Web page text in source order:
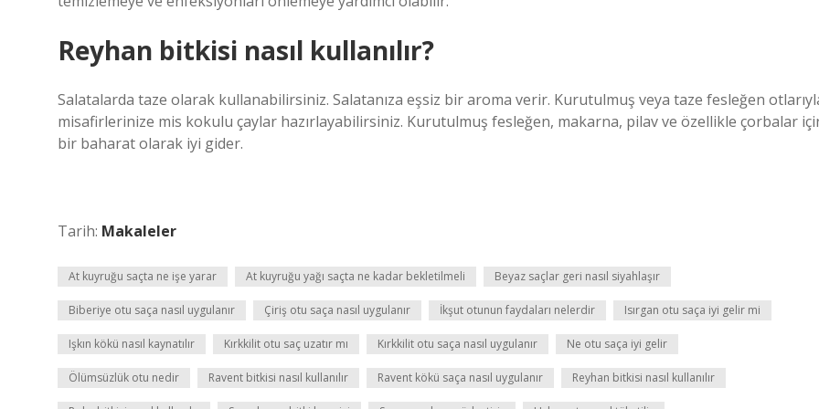
Reyhan bitkisi nasıl kullanılır?
Salatalarda taze olarak kullanabilirsiniz. Salatanıza eşsiz bir aroma verir. Kurutulmuş veya taze fesleğen
misafirlerinize mis kokulu çaylar hazırlayabilirsiniz. Kurutulmuş fesleğen, makarna, pilav ve özellikle çorbalar
bir baharat olarak iyi gider.
Tarih: Makaleler
At kuyruğu saçta ne işe yarar At kuyruğu yağı saçta ne kadar bekletilmeli Beyaz saçlar geri nasıl siyahlaşır
Biberiye otu saça nasıl uygulanır Çiriş otu saça nasıl uygulanır İkşut otunun faydaları nelerdir Isırgan otu saça iyi gelir mi
Işkın kökü nasıl kaynatılır Kırkkilit otu saç uzatır mı Kırkkilit otu saça nasıl uygulanır Ne otu saça iyi gelir
Ölümsüzlük otu nedir Ravent bitkisi nasıl kullanılır Ravent kökü saça nasıl uygulanır Reyhan bitkisi nasıl kullanılır